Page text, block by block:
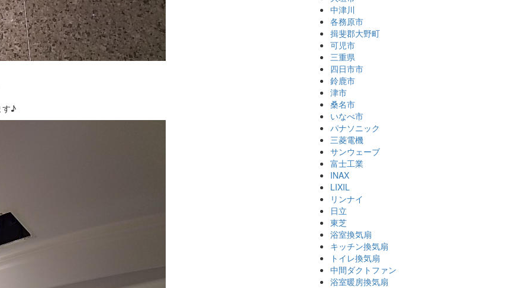
す♪
中津川
各務原市
揖斐郡大野町
可児市
三重県
四日市市
鈴鹿市
津市
桑名市
いなべ市
パナソニック
三菱電機
サンウェーブ
富士工業
INAX
LIXIL
リンナイ
日立
東芝
浴室換気扇
キッチン換気扇
トイレ換気扇
中間ダクトファン
浴室暖房換気扇